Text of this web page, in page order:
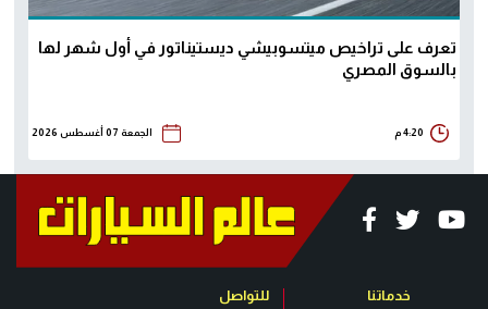
تعرف على تراخيص ميتسوبيشي ديستيناتور في أول شهر لها
بالسوق المصري
4:20 م الجمعة 07 أغسطس 2026
خدماتنا للتواصل